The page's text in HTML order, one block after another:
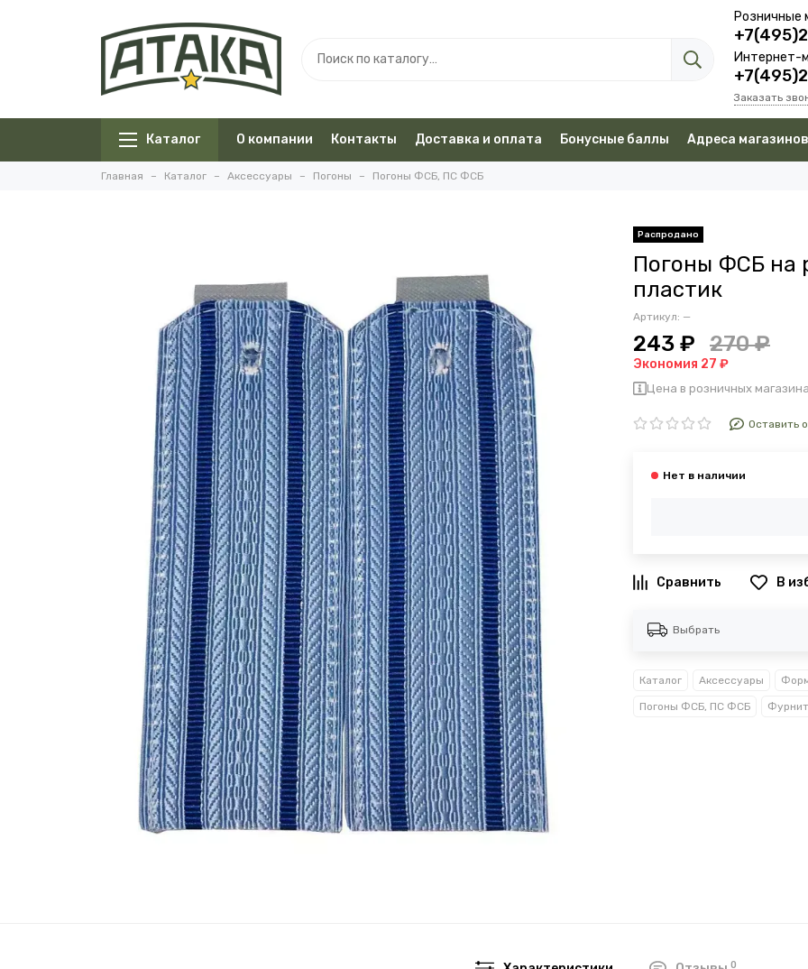
Розничные
Интернет-
Заказать
Каталог О компании Контакты Доставка и оплата Бонусные баллы Адреса магазинов
Главная Каталог Аксессуары Погоны Погоны ФСБ, ПС ФСБ
Погоны ФСБ на
пластик
Артикул: —
243 ₽ 270 ₽
Экономия 27 ₽
Цена в розничных
Оставить
В
Выбрать
Каталог Аксессуары
Погоны ФСБ, ПС ФСБ
0